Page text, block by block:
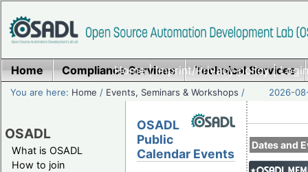
Home|Imprint/Privacy policy|
Home Compliance Services Technical Services
You are here: Home / Events, Seminars & Workshops / 2026-
OSADL
What is OSADL
How to join
Dates and
OSADL
Public
Calendar Events